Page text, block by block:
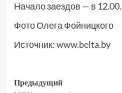
Начало заездов — в 12.00.
Фото Олега Фойницкого
Источник:www.belta.by
Предыдущий